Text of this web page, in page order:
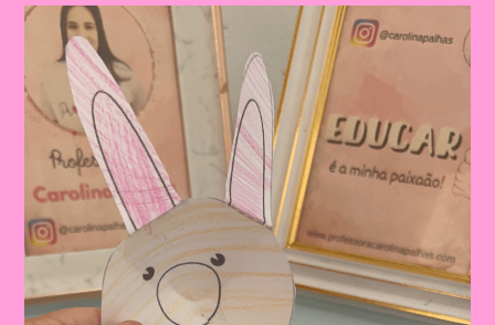
Infantil:
Construindo
Valores
Tradições